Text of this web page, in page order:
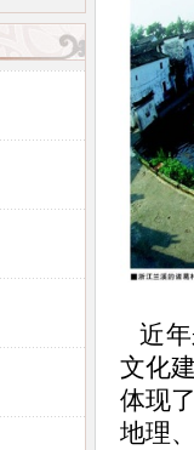
近年
文化
体现
地理